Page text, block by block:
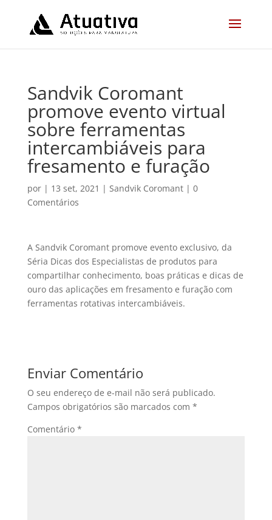
Sandvik Coromant
promove evento virtual
sobre ferramentas
intercambiáveis para
fresamento e furação
por | 13 set, 2021 | Sandvik Coromant| 0
Comentários
A Sandvik Coromant promove evento exclusivo, da
Séria Dicas dos Especialistas de produtos para
compartilhar conhecimento, boas práticas e dicas de
ouro das aplicações em fresamento e furação com
ferramentas rotativas intercambiáveis.
Enviar Comentário
O seu endereço de e-mail não será publicado.
Campos obrigatórios são marcados com *
Comentário *